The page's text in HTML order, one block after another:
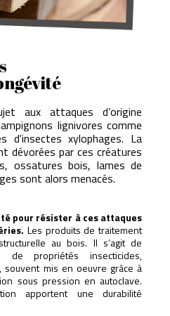
aux attaques d’origine
lignivores comme
d'insectes xylophages. La
dévorées par ces créatures
ossatures bois, lames de
sont alors menacés.
pour résister à ces attaques
Les produits de traitement
au bois. Il s’agit de
de propriétés insecticides,
souvent mis en oeuvre grâce à
sous pression en autoclave.
apportent une durabilité